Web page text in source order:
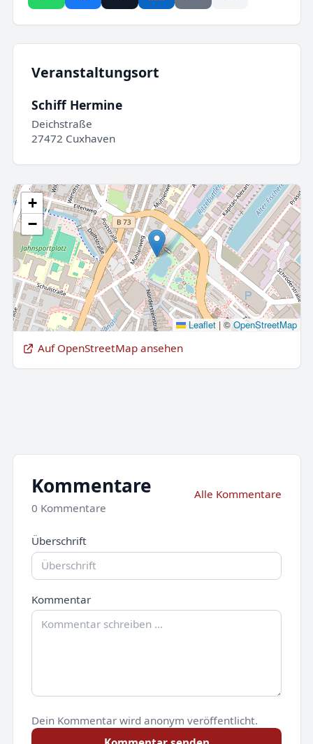
Veranstaltungsort
Schiff Hermine
Deichstraße
27472 Cuxhaven
+
−
Leaflet |©OpenStreetMap
Auf OpenStreetMap ansehen
Kommentare
0 Kommentare
Alle Kommentare
Überschrift
Kommentar
Dein Kommentar wird anonym veröffentlicht.